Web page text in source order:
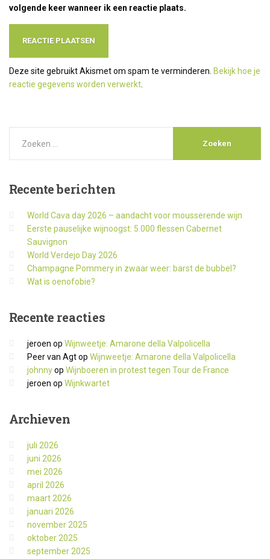
volgende keer wanneer ik een reactie plaats.
Deze site gebruikt Akismet om spam te verminderen. Bekijk hoe je
reactie gegevens worden verwerkt
Recenteberichten
World Cava day 2026 – aandacht voor mousserende wijn
Eerste pauselijke wijnoogst: 5.000 flessen Cabernet
Sauvignon
World Verdejo Day 2026
Champagne Pommery in zwaar weer: barst de bubbel?
Wat is oenofobie?
Recente reacties
jeroen op Wijnweetje: Amarone della Valpolicella
Peer van Agtop Wijnweetje: Amarone della Valpolicella
johnnyop Wijnboeren in protest tegen Tour de France
jeroen op Wijnkwartet
Archieven
juli 2026
juni 2026
mei 2026
april 2026
maart 2026
januari 2026
november 2025
oktober 2025
september 2025